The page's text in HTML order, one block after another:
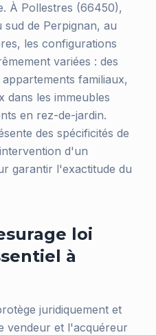
À Pollestres (66450),
de Perpignan, au
les configurations
variées : des
familiaux,
dans les immeubles
en rez-de-jardin.
des spécificités de
d'un
garantir l'exactitude du
loi
à
juridiquement et
vendeur et l'acquéreur